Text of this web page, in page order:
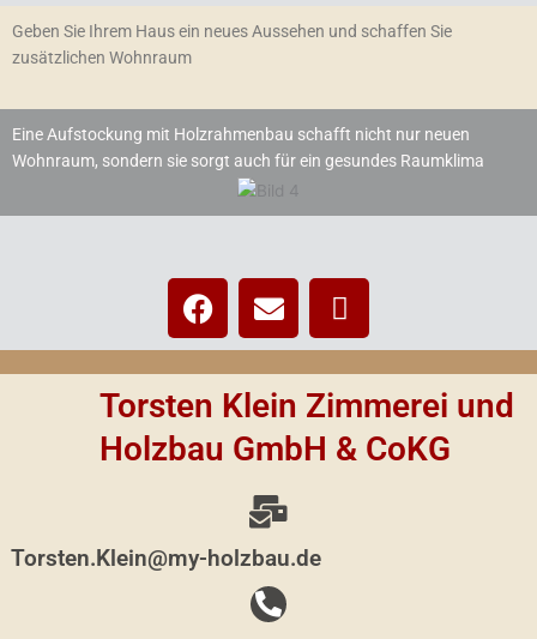
Geben Sie Ihrem Haus ein neues Aussehen und schaffen Sie
zusätzlichen Wohnraum
Eine Aufstockung mit Holzrahmenbau schafft nicht nur neuen
Wohnraum, sondern sie sorgt auch für ein gesundes Raumklima
F
a
c
e
b
o
o
E
n
v
e
l
o
p
e
T
h
u
m
b
s
-
Torsten Klein Zimmerei und
Holzbau GmbH & CoKG
Torsten.Klein@my-holzbau.de